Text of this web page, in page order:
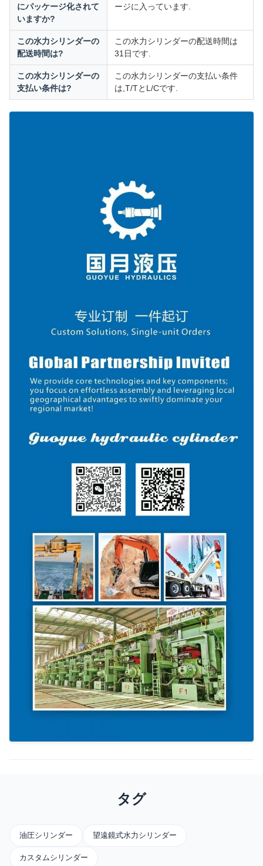
にパッケージ化されて
いますか?
ージに入っています.
この水力シリンダーの
配送時間は?
この水力シリンダーの配送時間は
31日です.
この水力シリンダーの
支払い条件は?
この水力シリンダーの支払い条件
は,T/TとL/Cです.
タグ
油圧シリンダー 望遠鏡式水力シリンダー
カスタムシリンダー